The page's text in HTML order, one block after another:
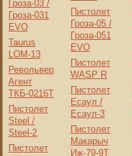
Гроза-03 /
Гроза-031
EVO
Taurus
LOM-13
Револьвер
Агент
ТКБ-0216Т
Пистолет
Steel /
Steel-2
Пистолет
Пистолет
Гроза-05 /
Гроза-051
EVO
Пистолет
WASP R
Пистолет
Есаул /
Есаул-3
Пистолет
Макарыч
Иж-79-9Т